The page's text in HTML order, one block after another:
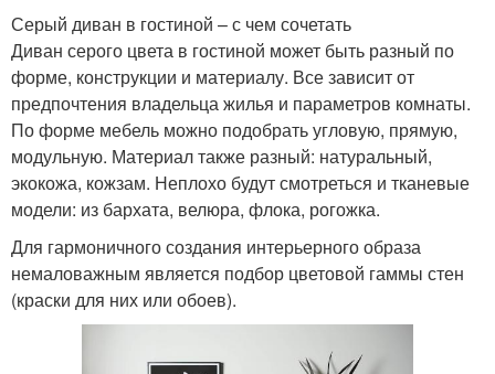
Серый диван в гостиной – с чем сочетать
Диван серого цвета в гостиной может быть разный по
форме, конструкции и материалу. Все зависит от
предпочтения владельца жилья и параметров комнаты.
По форме мебель можно подобрать угловую, прямую,
модульную. Материал также разный: натуральный,
экокожа, кожзам. Неплохо будут смотреться и тканевые
модели: из бархата, велюра, флока, рогожка.
Для гармоничного создания интерьерного образа
немаловажным является подбор цветовой гаммы стен
(краски для них или обоев).